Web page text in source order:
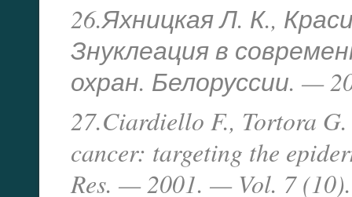
26.Яхницкая Л. К.,
Знуклеация в
охран. Белоруссии. —
27.Ciardiello F., Tortora
cancer: targeting the
Res. — 2001. — Vol. 7